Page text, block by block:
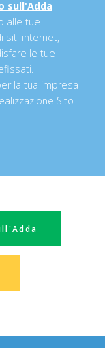
sull'Adda
alle tue
siti internet,
le tue
la tua impresa
Sito